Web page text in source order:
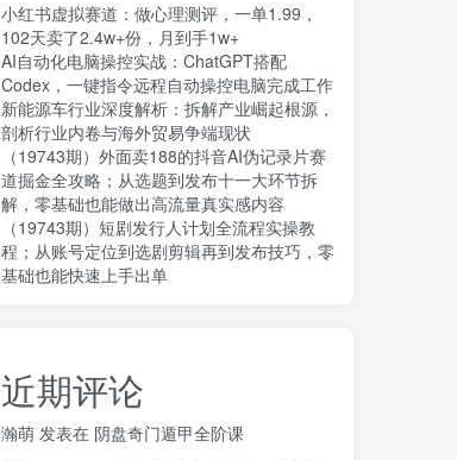
小红书虚拟赛道：做心理测评，一单1.99，
102天卖了2.4w+份，月到手1w+
AI自动化电脑操控实战：ChatGPT搭配
Codex，一键指令远程自动操控电脑完成工作
新能源车行业深度解析：拆解产业崛起根源，
剖析行业内卷与海外贸易争端现状
（19743期）外面卖188的抖音AI伪记录片赛
道掘金全攻略；从选题到发布十一大环节拆
解，零基础也能做出高流量真实感内容
（19743期）短剧发行人计划全流程实操教
程；从账号定位到选剧剪辑再到发布技巧，零
基础也能快速上手出单
近期评论
瀚萌 发表在 阴盘奇门遁甲全阶课